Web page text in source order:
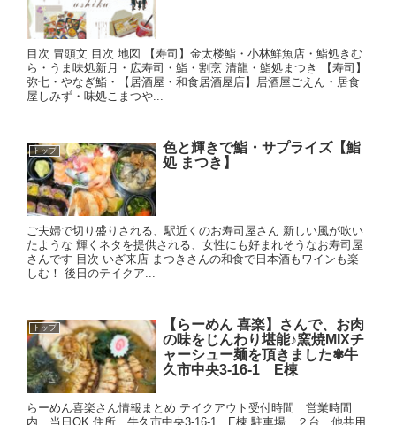
目次 冒頭文 目次 地図 【寿司】金太楼鮨・小林鮮魚店・鮨処きむ
ら・うま味処新月・広寿司・鮨・割烹 清龍・鮨処まつき 【寿司】
弥七・やなぎ鮨・【居酒屋・和食居酒屋店】居酒屋ごえん・居食
屋しみず・味処こまつや...
トップ
色と輝きで鮨・サプライズ【鮨
処 まつき】
ご夫婦で切り盛りされる、駅近くのお寿司屋さん 新しい風が吹い
たような 輝くネタを提供される、女性にも好まれそうなお寿司屋
さんです 目次 いざ来店 まつきさんの和食で日本酒もワインも楽
しむ！ 後日のテイクア...
トップ
【らーめん 喜楽】さんで、お肉
の味をじんわり堪能♪窯焼MIXチ
ャーシュー麺を頂きました✾牛
久市中央3-16-1 E棟
らーめん喜楽さん情報まとめ テイクアウト受付時間 営業時間
内 当日OK 住所 牛久市中央3-16-1 E棟 駐車場 ２台 他共用